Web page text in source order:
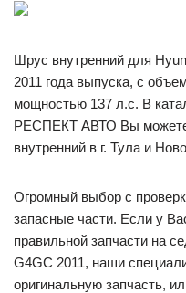
Шрус внутренний для
2011 года выпуска, с
мощностью 137 л.с. В
РЕСПЕКТ АВТО Вы можете
внутренний в г. Тула и
Огромный выбор с
запасные части. Если у
правильной запчасти на
G4GC 2011, наши
оригинальную запчасть,